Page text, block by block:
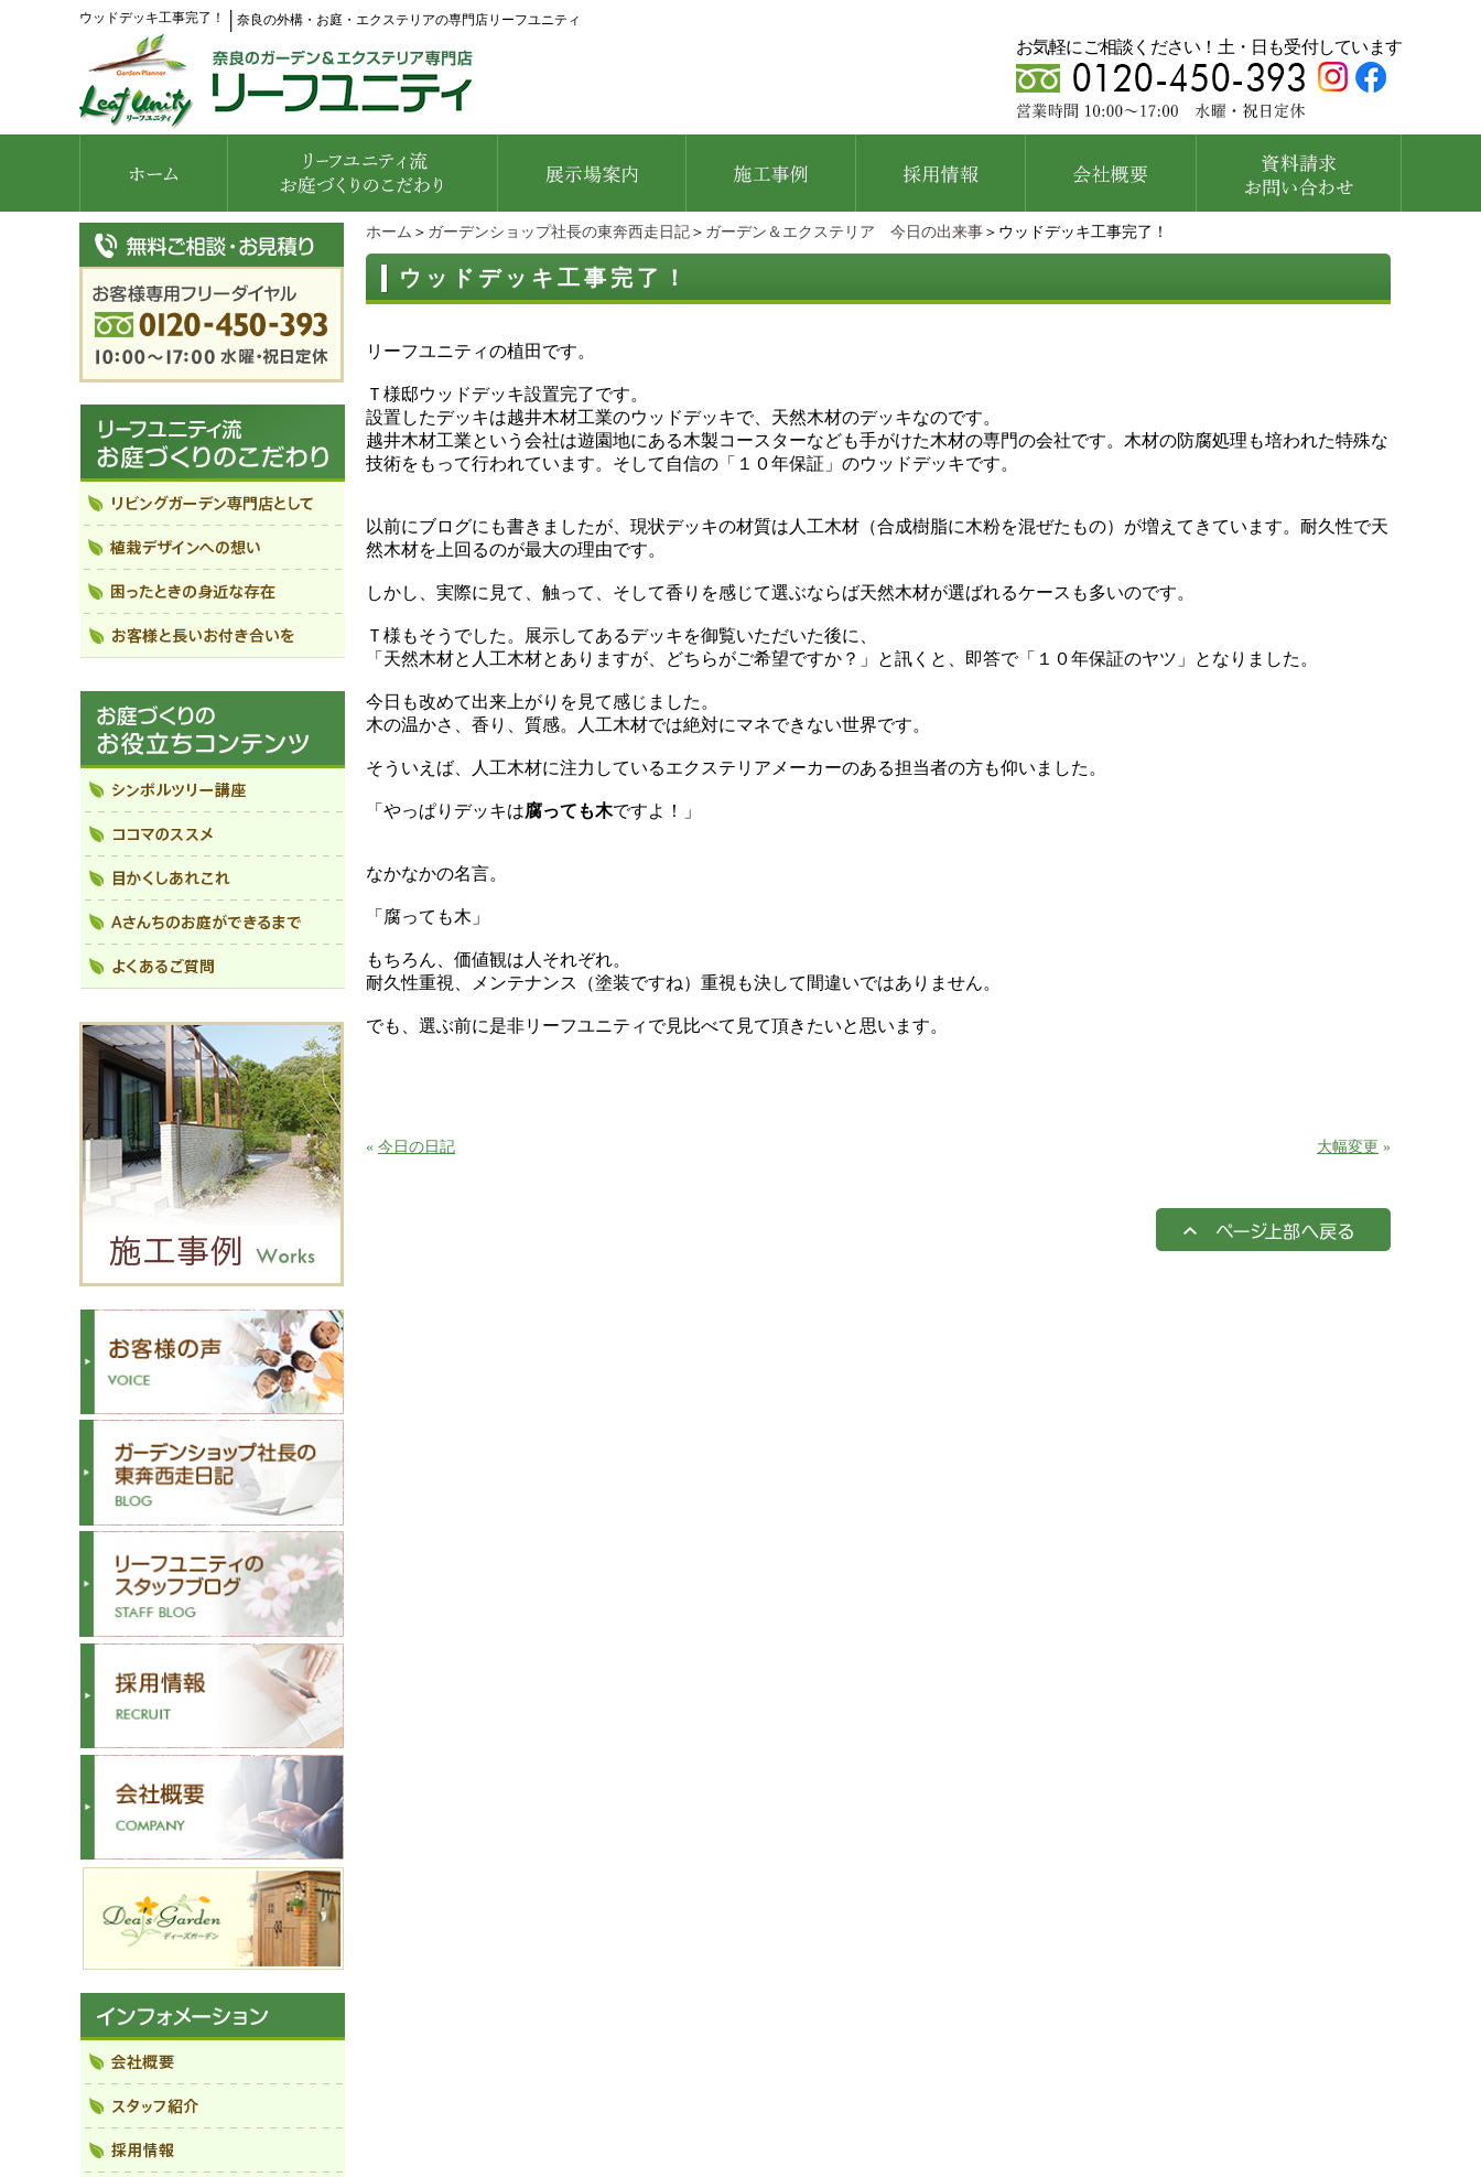
ウッドデッキ工事完了！ 奈良の外構・お庭・エクステリアの専門店リーフユニティ
お気軽にご相談ください！土・日も受付しています
ホーム ＞ ガーデンショップ社長の東奔西走日記 ＞ ガーデン＆エクステリア 今日の出来事 ＞ウッドデッキ工事完了！
ウッドデッキ工事完了！
リーフユニティの植田です。
Ｔ様邸ウッドデッキ設置完了です。
設置したデッキは越井木材工業のウッドデッキで、天然木材のデッキなのです。
越井木材工業という会社は遊園地にある木製コースターなども手がけた木材の専門の会社です。木材の防腐処理も培われた特殊な
技術をもって行われています。そして自信の「１０年保証」のウッドデッキです。
以前にブログにも書きましたが、現状デッキの材質は人工木材（合成樹脂に木粉を混ぜたもの）が増えてきています。耐久性で天
然木材を上回るのが最大の理由です。
しかし、実際に見て、触って、そして香りを感じて選ぶならば天然木材が選ばれるケースも多いのです。
Ｔ様もそうでした。展示してあるデッキを御覧いただいた後に、
「天然木材と人工木材とありますが、どちらがご希望ですか？」と訊くと、即答で「１０年保証のヤツ」となりました。
今日も改めて出来上がりを見て感じました。
木の温かさ、香り、質感。人工木材では絶対にマネできない世界です。
そういえば、人工木材に注力しているエクステリアメーカーのある担当者の方も仰いました。
「やっぱりデッキは腐っても木ですよ！」
なかなかの名言。
「腐っても木」
もちろん、価値観は人それぞれ。
耐久性重視、メンテナンス（塗装ですね）重視も決して間違いではありません。
でも、選ぶ前に是非リーフユニティで見比べて見て頂きたいと思います。
« 今日の日記 大幅変更 »